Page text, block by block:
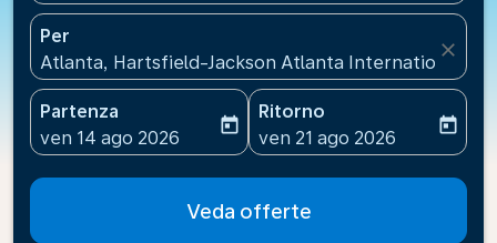
Per
Atlanta, Hartsfield-Jackson Atlanta International
close
Partenza
fc-booking-departure-date-aria-label
ven 14 ago 2026
today
Ritorno
fc-booking-return-date-
ven 21 ago 2026
today
Veda offerte